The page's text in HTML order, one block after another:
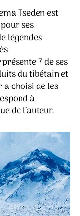
Tseden est
ses
légendes
présente 7 de ses
du tibétain et
a choisi de les
à
de l’auteur.